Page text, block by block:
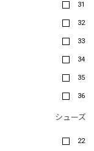
31
32
33
34
35
36
シューズ
22